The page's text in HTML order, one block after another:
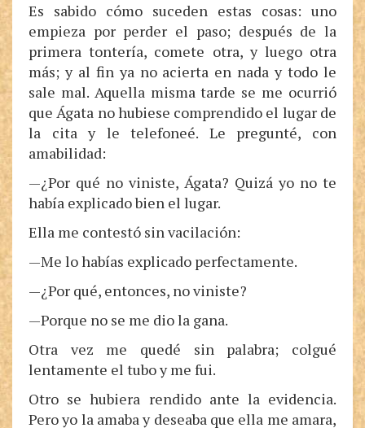
Es sabido cómo suceden estas cosas: uno
empieza por perder el paso; después de la
primera tontería, comete otra, y luego otra
más; y al fin ya no acierta en nada y todo le
sale mal. Aquella misma tarde se me ocurrió
que Ágata no hubiese comprendido el lugar de
la cita y le telefoneé. Le pregunté, con
amabilidad:
—¿Por qué no viniste, Ágata? Quizá yo no te
había explicado bien el lugar.
Ella me contestó sin vacilación:
—Me lo habías explicado perfectamente.
—¿Por qué, entonces, no viniste?
—Porque no se me dio la gana.
Otra vez me quedé sin palabra; colgué
lentamente el tubo y me fui.
Otro se hubiera rendido ante la evidencia.
Pero yo la amaba y deseaba que ella me amara,